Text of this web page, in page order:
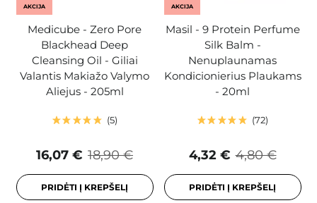
AKCIJA
Medicube - Zero Pore
Blackhead Deep
Cleansing Oil - Giliai
Valantis Makiažo Valymo
Aliejus - 205ml
5
18,90 €
16,07 €
PRIDĖTI Į KREPŠELĮ
AKCIJA
Masil - 9 Protein Perfume
Silk Balm -
Nenuplaunamas
Kondicionierius Plaukams
- 20ml
72
4,80 €
4,32 €
PRIDĖTI Į KREPŠELĮ